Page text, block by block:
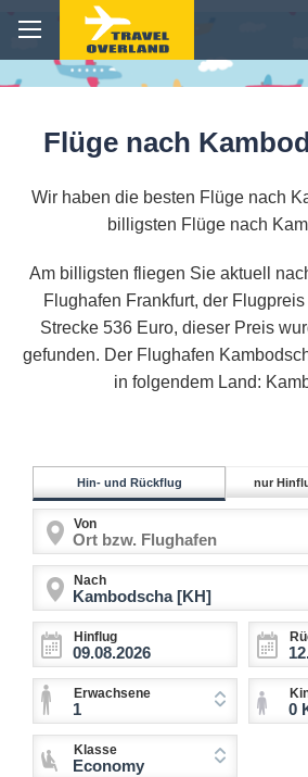
Flüge nach
Wir haben die besten Flüge nach
billigsten Flüge nach
Am billigsten fliegen Sie aktuell
Flughafen Frankfurt, der
Strecke 536 Euro, dieser Preis
gefunden. Der Flughafen
in folgendem Land:
Hin- und Rückflug nur
Von
Nach
Hinflug
Erwachsene
1 0
Klasse
Economy